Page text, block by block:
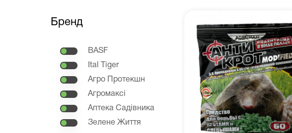
Бренд
BASF
Ital Tiger
Агро Протекшн
Агромаксі
Аптека Садівника
Зелене Життя